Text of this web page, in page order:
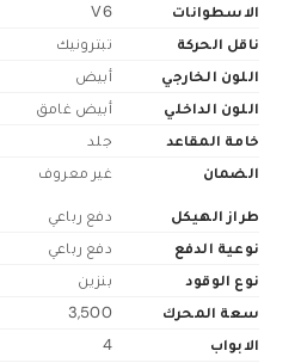
الاسطوانات
V6
ناقل الحركة
تبترونيك
اللون الخارجي
أبيض
اللون الداخلي
أبيض غامق
خامة المقاعد
جلد
الضمان
غير معروف
طراز الهيكل
دفع رباعي
نوعية الدفع
دفع رباعي
نوع الوقود
بنزين
سعة المحرك
3,500
الابواب
4